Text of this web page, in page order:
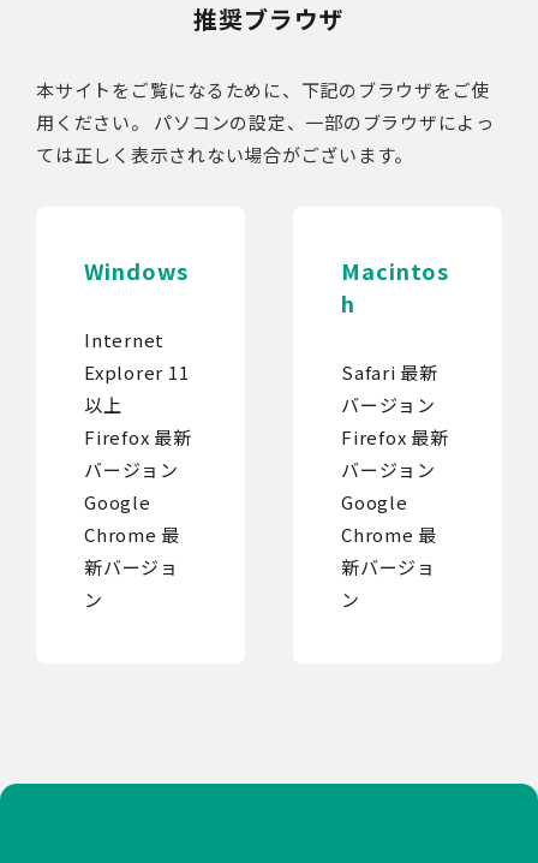
推奨ブラウザ
本サイトをご覧になるために、下記のブラウザをご使
用ください。 パソコンの設定、一部のブラウザによっ
ては正しく表示されない場合がございます。
Windows
Internet
Explorer 11
以上
Firefox 最新
バージョン
Google
Chrome 最
新バージョ
ン
Macintos
h
Safari 最新
バージョン
Firefox 最新
バージョン
Google
Chrome 最
新バージョ
ン